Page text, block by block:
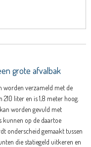
grote afvalbak
worden verzameld met de
liter en is 1,8 meter hoog.
worden gevuld met
kunnen op de daartoe
onderscheid gemaakt tussen
die statiegeld uitkeren en